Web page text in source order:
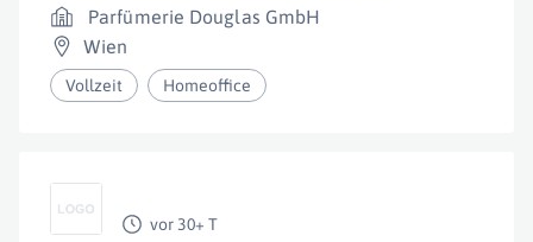
Parfümerie Douglas GmbH
Wien
Vollzeit Homeoffice
vor 30+ T